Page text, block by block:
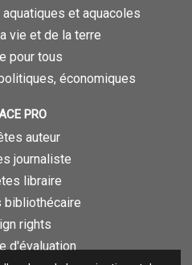
et aquacoles
vie et de la terre
pour tous
économiques
PRO
auteur
journaliste
libraire
bibliothécaire
rights
d'évaluation